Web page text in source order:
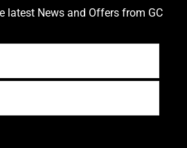
latest News and Offers from GC